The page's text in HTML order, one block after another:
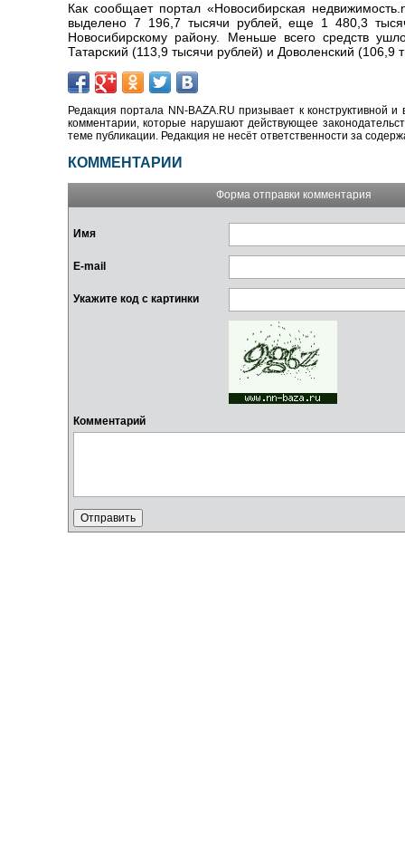
Как сообщает портал «Новосибирская
выделено 7 196,7 тысячи рублей, еще 1 480,3
Новосибирскому району. Меньше всего средств
Татарский (113,9 тысячи рублей) и Доволенский (106,9
Редакция портала NN-BAZA.RU призывает к конструктивной
комментарии, которые нарушают действующее
теме публикации. Редакция не несёт ответственности за
КОММЕНТАРИИ
Форма отправки комментария
Имя
E-mail
Укажите код с картинки
Комментарий